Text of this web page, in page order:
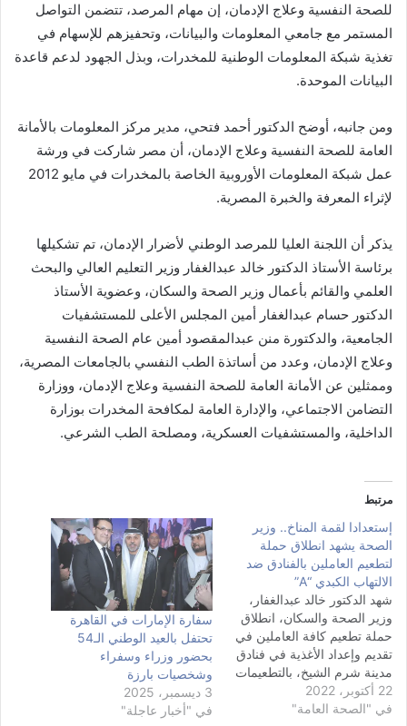
للصحة النفسية وعلاج الإدمان، إن مهام المرصد، تتضمن التواصل
المستمر مع جامعي المعلومات والبيانات، وتحفيزهم للإسهام في
تغذية شبكة المعلومات الوطنية للمخدرات، وبذل الجهود لدعم قاعدة
البيانات الموحدة.
ومن جانبه، أوضح الدكتور أحمد فتحي، مدير مركز المعلومات بالأمانة
العامة للصحة النفسية وعلاج الإدمان، أن مصر شاركت في ورشة
عمل شبكة المعلومات الأوروبية الخاصة بالمخدرات في مايو 2012
لإثراء المعرفة والخبرة المصرية.
يذكر أن اللجنة العليا للمرصد الوطني لأضرار الإدمان، تم تشكيلها
برئاسة الأستاذ الدكتور خالد عبدالغفار وزير التعليم العالي والبحث
العلمي والقائم بأعمال وزير الصحة والسكان، وعضوية الأستاذ
الدكتور حسام عبدالغفار أمين المجلس الأعلى للمستشفيات
الجامعية، والدكتورة منن عبدالمقصود أمين عام الصحة النفسية
وعلاج الإدمان، وعدد من أساتذة الطب النفسي بالجامعات المصرية،
وممثلين عن الأمانة العامة للصحة النفسية وعلاج الإدمان، ووزارة
التضامن الاجتماعي، والإدارة العامة لمكافحة المخدرات بوزارة
الداخلية، والمستشفيات العسكرية، ومصلحة الطب الشرعي.
مرتبط
إستعدادا لقمة المناخ.. وزير
الصحة يشهد انطلاق حملة
لتطعيم العاملين بالفنادق ضد
الالتهاب الكبدي “A”
شهد الدكتور خالد عبدالغفار،
وزير الصحة والسكان، انطلاق
حملة تطعيم كافة العاملين في
تقديم وإعداد الأغذية في فنادق
مدينة شرم الشيخ، بالتطعيمات
وذلك بالتعاون مع شركة
22 أكتوبر، 2022
في "الصحة العامة"
سفارة الإمارات في القاهرة
تحتفل بالعيد الوطني الـ54
بحضور وزراء وسفراء
وشخصيات بارزة
3 ديسمبر، 2025
في "أخبار عاجلة"